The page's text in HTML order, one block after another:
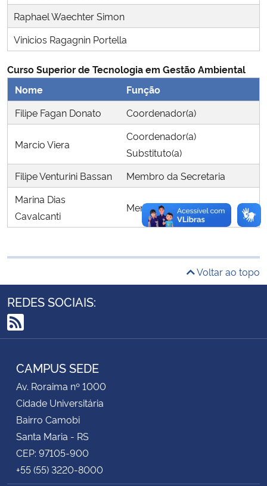
Ministério do Meio Ambiente
Ministério do Turismo
Ministério do Desenvolvimento Regional
Ministério da Mulher, da Família e dos Direitos Humanos
Secretaria-Geral
Secretaria de Governo
Gabinete de Segurança Institucional
Advocacia-Geral da União
Raphael Waechter Simon
Vinicios Ragagnin Portella
Curso Superior de Tecnologia em Gestão Ambiental
Nome
Função
Filipe Fagan Donato
Coordenador(a)
Marcio Viera
Coordenador(a)
Substituto(a)
Filipe Venturini Bassan
Membro da Secretaria
Marina Dias
Cavalcanti
Membro da Secretaria
Voltar ao topo
REDES SOCIAIS:
RSS
CAMPUS SEDE
Av. Roraima nº 1000
Cidade Universitária
Bairro Camobi
Santa Maria - RS
CEP: 97105-900
+55 (55) 3220-8000